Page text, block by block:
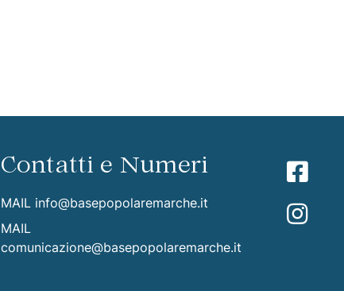
Contatti e Numeri
MAIL info@basepopolaremarche.it
MAIL
comunicazione@basepopolaremarche.it